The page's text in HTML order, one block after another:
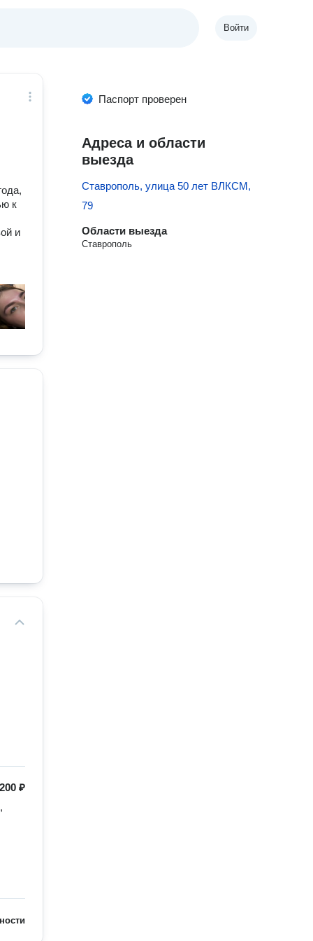
Войти
к
и
₽
Паспорт проверен
Адреса и области
выезда
Ставрополь, улица 50 лет ВЛКСМ,
79
Области выезда
Ставрополь